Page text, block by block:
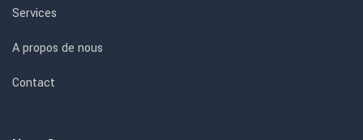
Services
A propos de nous
Contact